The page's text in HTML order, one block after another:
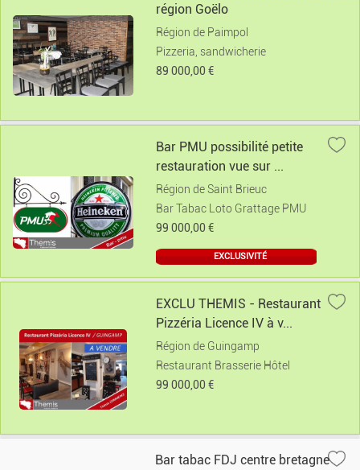
région Goëlo
Région de Paimpol
Pizzeria, sandwicherie
89 000,00 €
Bar PMU possibilité petite
restauration vue sur ...
Région de Saint Brieuc
Bar Tabac Loto Grattage PMU
99 000,00 €
EXCLUSIVITÉ
EXCLU THEMIS - Restaurant
Pizzéria Licence IV à v...
Région de Guingamp
Restaurant Brasserie Hôtel
99 000,00 €
Bar tabac FDJ centre bretagne